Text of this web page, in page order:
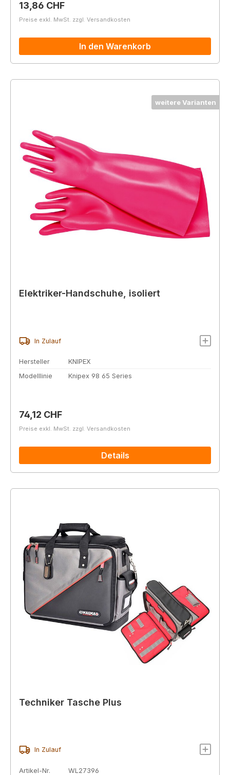
Regulärer Preis:
13,86 CHF
Preise exkl. MwSt. zzgl. Versandkosten
In den Warenkorb
weitere Varianten
Elektriker-Handschuhe, isoliert
In Zulauf
Hersteller
KNIPEX
Modelllinie
Knipex 98 65 Series
Regulärer Preis:
74,12 CHF
Preise exkl. MwSt. zzgl. Versandkosten
Details
Techniker Tasche Plus
In Zulauf
Artikel-Nr.
WL27396